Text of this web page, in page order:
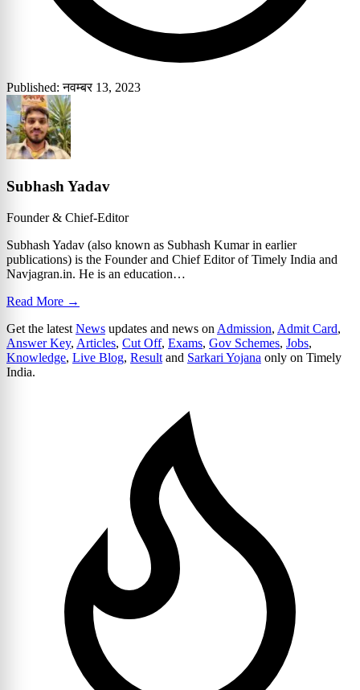
Published: नवम्बर 13, 2023
Subhash Yadav
Founder & Chief-Editor
Subhash Yadav (also known as Subhash Kumar in earlier
publications) is the Founder and Chief Editor of Timely India and
Navjagran.in. He is an education…
Read More →
Get the latest News updates and news on Admission, Admit Card,
Answer Key, Articles, Cut Off, Exams, Gov Schemes, Jobs,
Knowledge, Live Blog, Result and Sarkari Yojana only on Timely
India.